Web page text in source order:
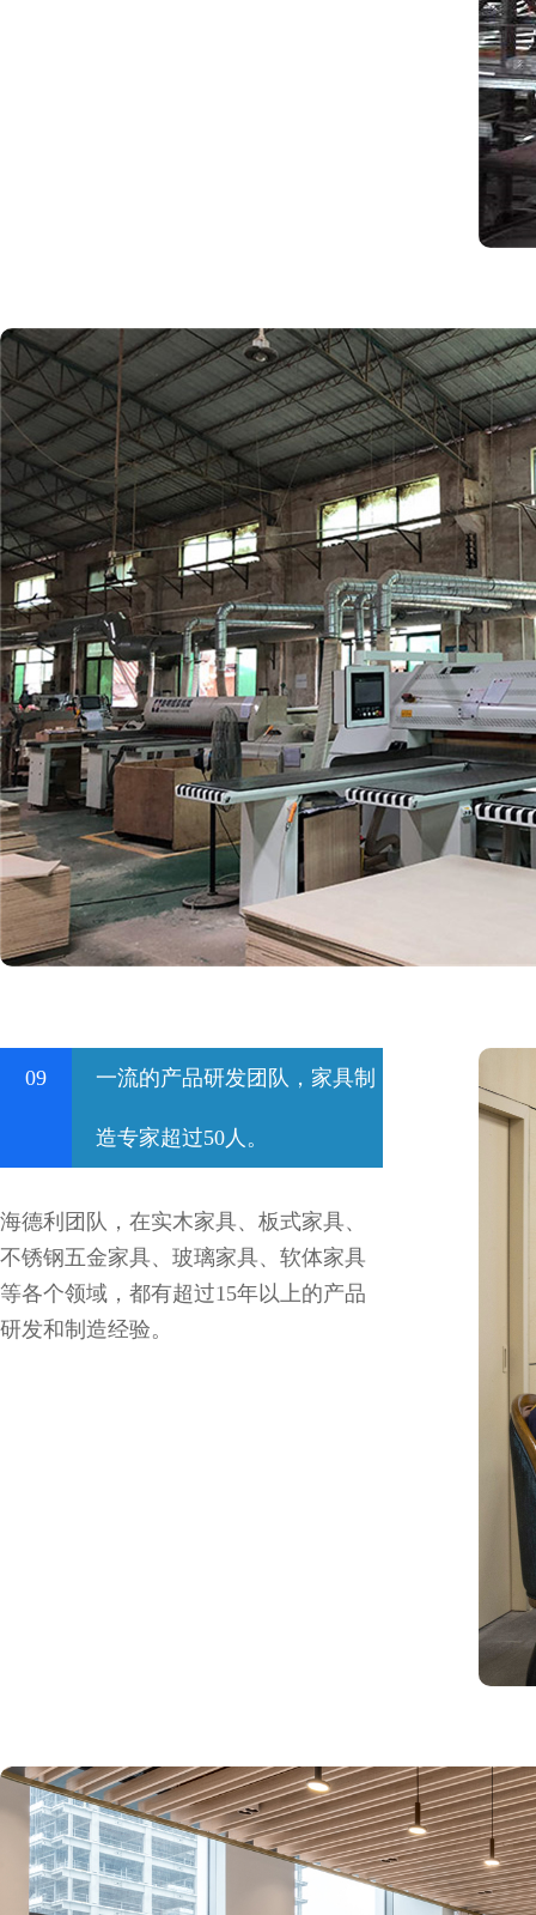
09 一流的产品研发团队，家具制
造专家超过50人。
海德利团队，在实木家具、板式家具、
不锈钢五金家具、玻璃家具、软体家具
等各个领域，都有超过15年以上的产品
研发和制造经验。